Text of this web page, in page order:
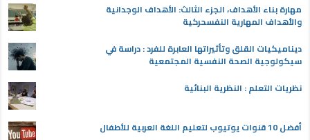
مهارة بناء الأهداف، الجزء الثالث: الأهداف الوجدانية
والأهداف المهارية النفسحركية
ديناميكيات القلق وتأثيراتها العابرة للفرد : دراسة في
سيكولوجية الصحة النفسية المجتمعية
نظريات التعلم : النظرية البنائية
أفضل 10 قنوات يوتيوب لتعليم اللغة العربية للأطفال